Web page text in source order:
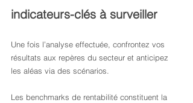
indicateurs-clés à surveiller
Une fois l’analyse effectuée, confrontez vos
résultats aux repères du secteur et anticipez
les aléas via des scénarios.
Les benchmarks de rentabilité constituent la